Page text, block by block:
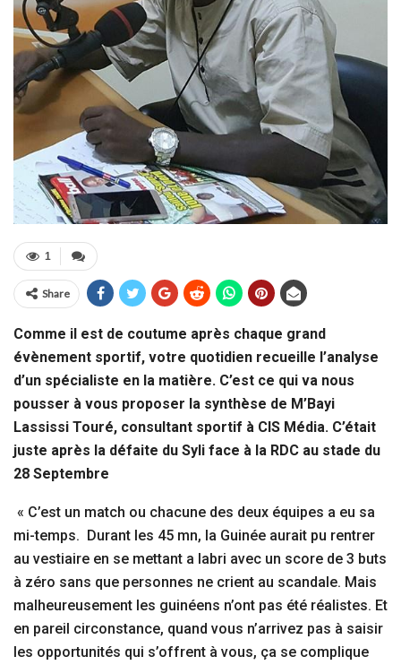
1
Share
Comme il est de coutume après chaque grand
évènement sportif, votre quotidien recueille l’analyse
d’un spécialiste en la matière. C’est ce qui va nous
pousser à vous proposer la synthèse de M’Bayi
Lassissi Touré, consultant sportif à CIS Média. C’était
juste après la défaite du Syli face à la RDC au stade du
28 Septembre
« C’est un match ou chacune des deux équipes a eu sa
mi-temps. Durant les 45 mn, la Guinée aurait pu rentrer
au vestiaire en se mettant a labri avec un score de 3 buts
à zéro sans que personnes ne crient au scandale. Mais
malheureusement les guinéens n’ont pas été réalistes. Et
en pareil circonstance, quand vous n’arrivez pas à saisir
les opportunités qui s’offrent à vous, ça se complique